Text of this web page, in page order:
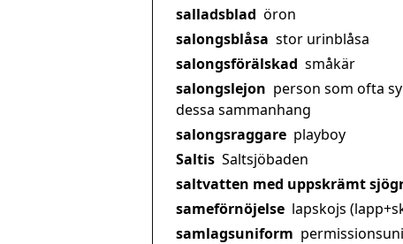
salladsblad öron
salongsblåsa stor urinblåsa
salongsförälskad småkär
salongslejon person som ofta
dessa sammanhang
salongsraggare playboy
Saltis Saltsjöbaden
saltvatten med uppskrämt
sameförnöjelse lapskojs
samlagsuniform